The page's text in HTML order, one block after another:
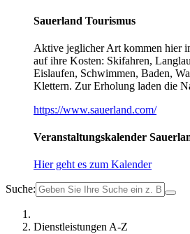
Sauerland Tourismus
Aktive jeglicher Art kommen hier
auf ihre Kosten: Skifahren,
Eislaufen, Schwimmen, Baden,
Klettern. Zur Erholung laden die
https://www.sauerland.com/
Veranstaltungskalender
Hier geht es zum Kalender
Suche:
Dienstleistungen A-Z